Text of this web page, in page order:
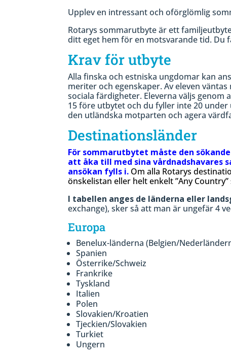
Upplev en intressant och oförglömlig
Rotarys sommarutbyte är ett
ditt eget hem för en motsvarande tid. Du
Krav för utbyte
Alla finska och estniska ungdomar kan
meriter och egenskaper. Av eleven
sociala färdigheter. Eleverna väljs
15 före utbytet och du fyller inte 20
den utländska motparten och agera
Destinationsländer
För sommarutbytet måste den
att åka till med sina vårdnadshavares
ansökan fylls i. Om alla Rotarys
önskelistan eller helt enkelt ”Any
I tabellen anges de länderna eller
exchange), sker så att man är ungefär 4
Europa
Benelux-länderna (Belgien/
Spanien
Österrike/Schweiz
Frankrike
Tyskland
Italien
Polen
Slovakien/Kroatien
Tjeckien/Slovakien
Turkiet
Ungern